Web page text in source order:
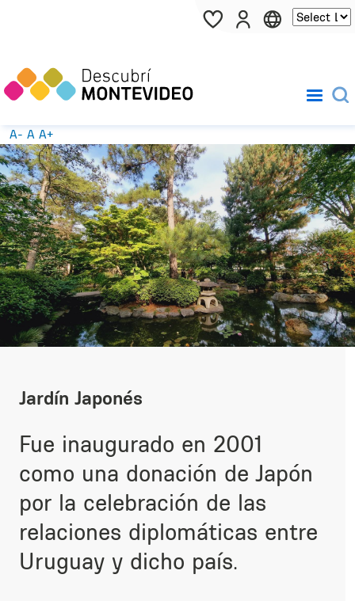
Pasar al contenido principal
A- A A+
Jardín Japonés
Fue inaugurado en 2001
como una donación de Japón
por la celebración de las
relaciones diplomáticas entre
Uruguay y dicho país.